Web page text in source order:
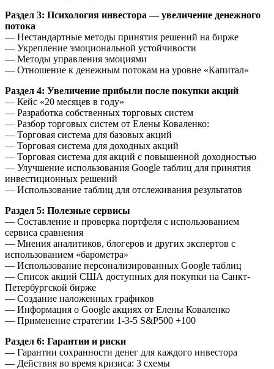
Раздел 3: Психология инвестора — увеличение денежного
потока
— Нестандартные методы принятия решений на бирже
— Укрепление эмоциональной устойчивости
— Методы управления эмоциями
— Отношение к денежным потокам на уровне «Капитал»
Раздел 4: Увеличение прибыли после покупки акций
— Кейс «20 месяцев в году»
— Разработка собственных торговых систем
— Разбор торговых систем от Елены Коваленко:
— Торговая система для базовых акций
— Торговая система для доходных акций
— Торговая система для акций с повышенной доходностью
— Улучшение использования Google таблиц для принятия
инвестиционных решений
— Использование таблиц для отслеживания результатов
Раздел 5: Полезные сервисы
— Составление и проверка портфеля с использованием
сервиса сравнения
— Мнения аналитиков, блогеров и других экспертов с
использованием «барометра»
— Использование персонализированных Google таблиц
— Список акций США доступных для покупки на Санкт-
Петербургской бирже
— Создание наложенных графиков
— Информация о Google акциях от Елены Коваленко
— Применение стратегии 1-3-5 S&P500 +100
Раздел 6: Гарантии и риски
— Гарантии сохранности денег для каждого инвестора
— Действия во время кризиса: 3 схемы